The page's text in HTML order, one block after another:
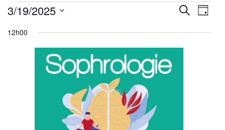
Évènements
for
mars
et
Recherche
de
Jour
3/19/2025
une
12h00